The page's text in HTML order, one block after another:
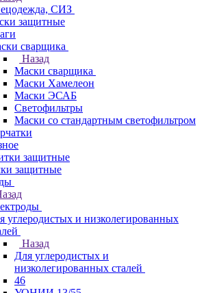
СИЗ
защитные
сварщика
Назад
Маски сварщика
Маски Хамелеон
Маски ЭСАБ
Светофильтры
Маски со стандартным светофильтром
защитные
защитные
углеродистых и низколегированных
Назад
Для углеродистых и
низколегированных сталей
46